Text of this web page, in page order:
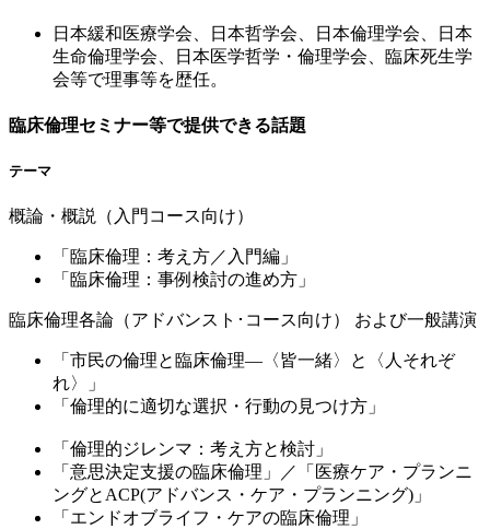
日本緩和医療学会、日本哲学会、日本倫理学会、日本
生命倫理学会、日本医学哲学・倫理学会、臨床死生学
会等で理事等を歴任。
臨床倫理セミナー等で提供できる話題
テーマ
概論・概説（入門コース向け）
「臨床倫理：考え方／入門編」
「臨床倫理：事例検討の進め方」
臨床倫理各論（アドバンスト･コース向け） および一般講演
「市民の倫理と臨床倫理―〈皆一緒〉と〈人それぞ
れ〉」
「倫理的に適切な選択・行動の見つけ方」
「倫理的ジレンマ：考え方と検討」
「意思決定支援の臨床倫理」／「医療ケア・プランニ
ングとACP(アドバンス・ケア・プランニング)」
「エンドオブライフ・ケアの臨床倫理」